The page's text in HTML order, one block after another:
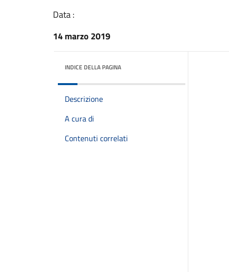
Data :
14 marzo 2019
INDICE DELLA PAGINA
Descrizione
A cura di
Contenuti correlati